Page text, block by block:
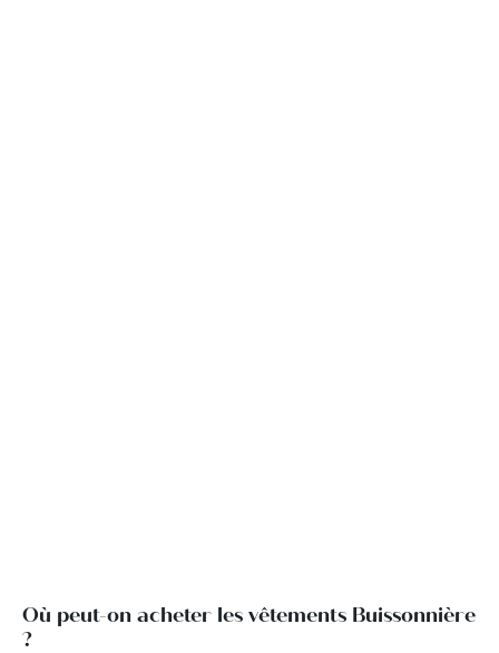
Où peut-on acheter les vêtements Buissonnière
?